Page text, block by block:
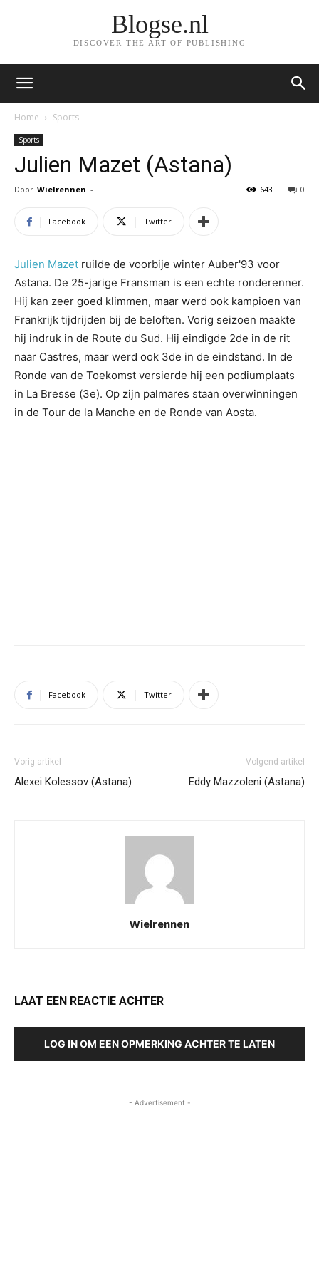
Blogse.nl
DISCOVER THE ART OF PUBLISHING
Home Sports
Sports
Julien Mazet (Astana)
Door Wielrennen - 0
643
Facebook Twitter
Julien Mazet ruilde de voorbije winter Auber'93 voor
Astana. De 25-jarige Fransman is een echte ronderenner.
Hij kan zeer goed klimmen, maar werd ook kampioen van
Frankrijk tijdrijden bij de beloften. Vorig seizoen maakte
hij indruk in de Route du Sud. Hij eindigde 2de in de rit
naar Castres, maar werd ook 3de in de eindstand. In de
Ronde van de Toekomst versierde hij een podiumplaats
in La Bresse (3e). Op zijn palmares staan overwinningen
in de Tour de la Manche en de Ronde van Aosta.
Facebook Twitter
Vorig artikel
Alexei Kolessov (Astana)
Volgend artikel
Eddy Mazzoleni (Astana)
Wielrennen
LAAT EEN REACTIE ACHTER
LOG IN OM EEN OPMERKING ACHTER TE LATEN
- Advertisement -